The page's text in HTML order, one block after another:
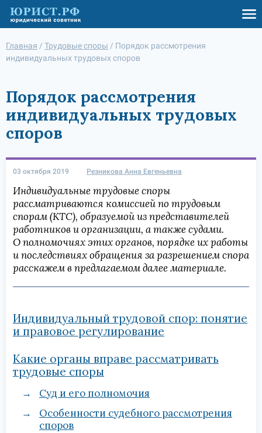
Главная / Трудовые споры / Порядок рассмотрения
индивидуальных трудовых споров
Порядок рассмотрения
индивидуальных трудовых
споров
03 октября 2019 Резникова Анна Евгеньевна
Индивидуальные трудовые споры
рассматриваются комиссией по трудовым
спорам (КТС), образуемой из представителей
работников и организации, а также судами.
О полномочиях этих органов, порядке их работы
и последствиях обращения за разрешением спора
расскажем в предлагаемом далее материале.
Индивидуальный трудовой спор: понятие
и правовое регулирование
Какие органы вправе рассматривать
трудовые споры
Суд и его полномочия
Особенности судебного рассмотрения
споров